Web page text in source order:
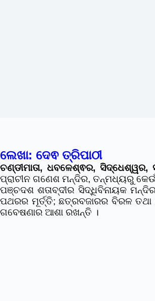
ଲେଖା: ଦେଵ ତ୍ରିପାଠୀ
ଚଣ୍ଡୀମାତା, ଧବଳେଶ୍ଵର,
ପ୍ରାଚୀନ ଗଣେଶ ମନ୍ଦିର, ତନ୍ମଧ୍ୟରୁ
ପଞ୍ଚଦଶ ଶତାବ୍ଦୀର ସିଦ୍ଧିବିନାୟକ
ପଥରର ମୂର୍ତ୍ତି; ଛତ୍ରବଜାରର ବିରଳ ତଥା
ଗବେଷଣାର ଆଶା ରଖନ୍ତି ।